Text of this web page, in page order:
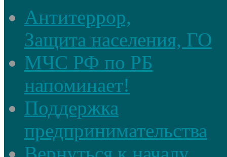
Антитеррор,
Защита населения, ГО
МЧС РФ по РБ
напоминает!
Поддержка
предпринимательства